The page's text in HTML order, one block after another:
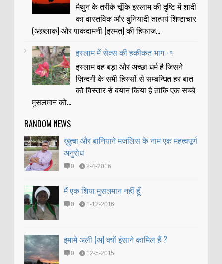
मैथुन के तरीक़े चूँकि इस्लाम की दृष्टि में शादी
का वास्तविक और बुनियादी तात्पर्य शिष्टाचार
(अख़्लाक़) और पाकदामनी (इस्मत) की हिफाज...
इस्लाम में सेक्स की हकीकत भाग -१
इस्लाम वह बड़ा और अच्छा धर्म है जिसने
ज़िन्दगी के सभी हिस्सों से सम्बन्घित हर बात
को विस्तार से बयान किया है ताकि एक सच्चे
मुसलमान को...
RANDOM NEWS
ख़ुत्बा और बानियाने मजलिस के नाम एक महत्वपूर्ण
अनुरोध
0 2-4-2016
मैं एक शिया मुसलमान नहीं हूँ
0 1-12-2016
इमामे अली (अ) क्यों इंसाने कामिल हैं ?
0 12-5-2015